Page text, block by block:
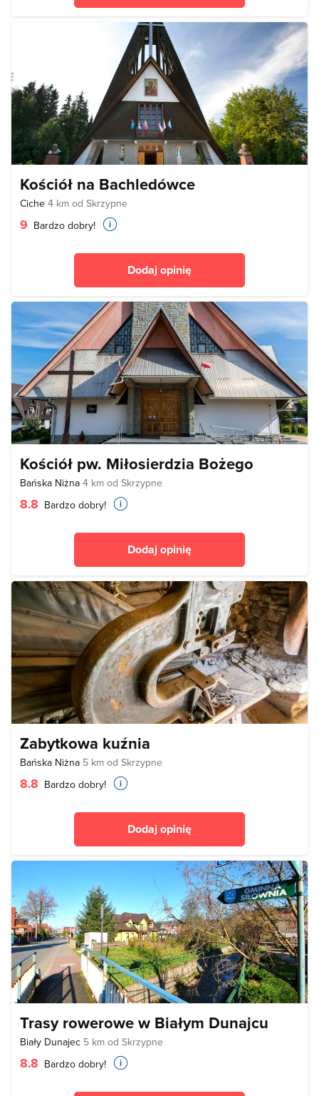
Kościół na Bachledówce
Ciche 4 km od Skrzypne
9 Bardzo dobry!
Dodaj opinię
Kościół pw. Miłosierdzia Bożego
Bańska Niżna 4 km od Skrzypne
8.8 Bardzo dobry!
Dodaj opinię
Zabytkowa kuźnia
Bańska Niżna 5 km od Skrzypne
8.8 Bardzo dobry!
Dodaj opinię
Trasy rowerowe w Białym Dunajcu
Biały Dunajec 5 km od Skrzypne
8.8 Bardzo dobry!